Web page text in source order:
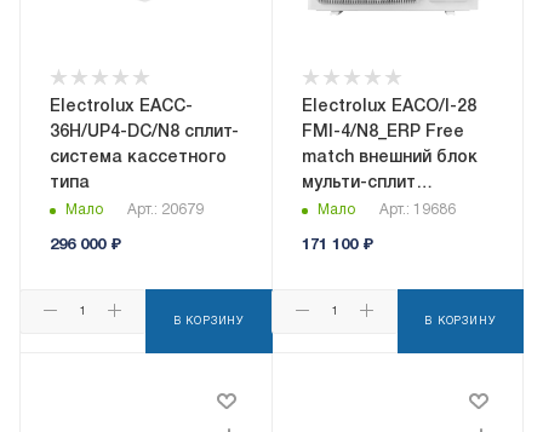
Electrolux EACC-
36H/UP4-DC/N8 сплит-
система кассетного
типа
Мало Арт.: 20679
296 000₽
В КОРЗИНУ
Electrolux EACO/I-28
FMI-4/N8_ERP Free
match внешний блок
мульти-сплит
системы
Мало Арт.: 19686
171 100₽
В КОРЗИНУ